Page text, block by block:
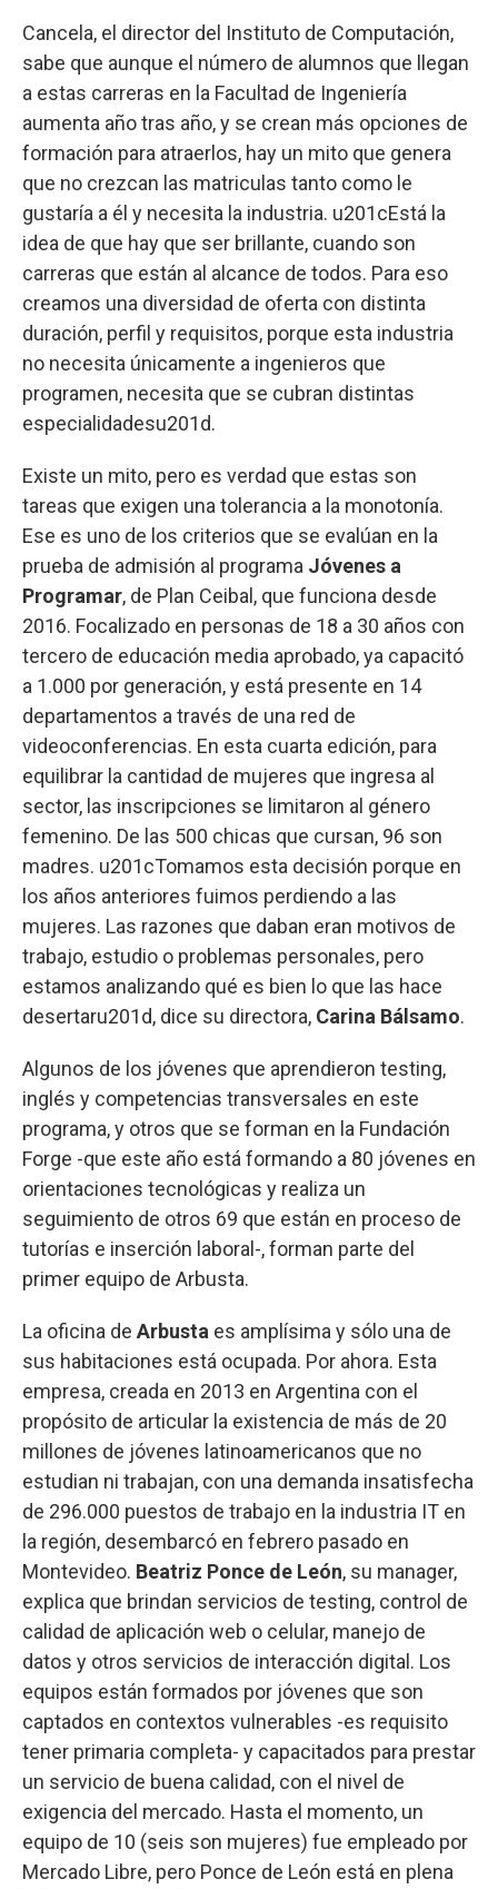
Cancela, el director del Instituto de Computación,
sabe que aunque el número de alumnos que llegan
a estas carreras en la Facultad de Ingeniería
aumenta año tras año, y se crean más opciones de
formación para atraerlos, hay un mito que genera
que no crezcan las matriculas tanto como le
gustaría a él y necesita la industria. u201cEstá la
idea de que hay que ser brillante, cuando son
carreras que están al alcance de todos. Para eso
creamos una diversidad de oferta con distinta
duración, perfil y requisitos, porque esta industria
no necesita únicamente a ingenieros que
programen, necesita que se cubran distintas
especialidadesu201d.
Existe un mito, pero es verdad que estas son
tareas que exigen una tolerancia a la monotonía.
Ese es uno de los criterios que se evalúan en la
prueba de admisión al programa Jóvenes a
Programar, de Plan Ceibal, que funciona desde
2016. Focalizado en personas de 18 a 30 años con
tercero de educación media aprobado, ya capacitó
a 1.000 por generación, y está presente en 14
departamentos a través de una red de
videoconferencias. En esta cuarta edición, para
equilibrar la cantidad de mujeres que ingresa al
sector, las inscripciones se limitaron al género
femenino. De las 500 chicas que cursan, 96 son
madres. u201cTomamos esta decisión porque en
los años anteriores fuimos perdiendo a las
mujeres. Las razones que daban eran motivos de
trabajo, estudio o problemas personales, pero
estamos analizando qué es bien lo que las hace
desertaru201d, dice su directora, Carina Bálsamo.
Algunos de los jóvenes que aprendieron testing,
inglés y competencias transversales en este
programa, y otros que se forman en la Fundación
Forge -que este año está formando a 80 jóvenes en
orientaciones tecnológicas y realiza un
seguimiento de otros 69 que están en proceso de
tutorías e inserción laboral-, forman parte del
primer equipo de Arbusta.
La oficina de Arbusta es amplísima y sólo una de
sus habitaciones está ocupada. Por ahora. Esta
empresa, creada en 2013 en Argentina con el
propósito de articular la existencia de más de 20
millones de jóvenes latinoamericanos que no
estudian ni trabajan, con una demanda insatisfecha
de 296.000 puestos de trabajo en la industria IT en
la región, desembarcó en febrero pasado en
Montevideo. Beatriz Ponce de León, su manager,
explica que brindan servicios de testing, control de
calidad de aplicación web o celular, manejo de
datos y otros servicios de interacción digital. Los
equipos están formados por jóvenes que son
captados en contextos vulnerables -es requisito
tener primaria completa- y capacitados para prestar
un servicio de buena calidad, con el nivel de
exigencia del mercado. Hasta el momento, un
equipo de 10 (seis son mujeres) fue empleado por
Mercado Libre, pero Ponce de León está en plena